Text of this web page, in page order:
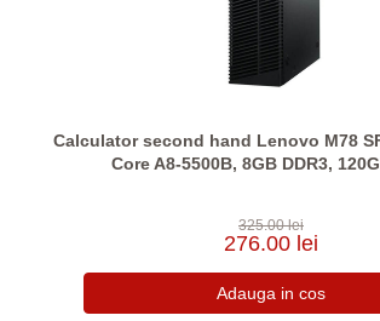
Calculator second hand Lenovo M78
Core A8-5500B, 8GB DDR3,
325.00 lei
276.00 lei